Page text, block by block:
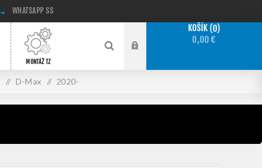
WHATSAPP SS
MONTÁŽ TZ
KOŠÍK 0
0,00 €
/ D-Max / 2020-